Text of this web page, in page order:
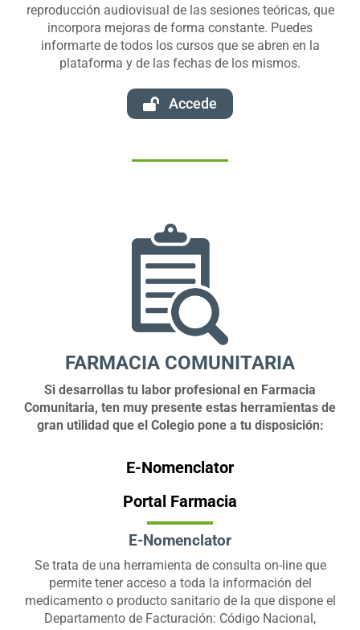
reproducción audiovisual de las sesiones teóricas, que
incorpora mejoras de forma constante. Puedes
informarte de todos los cursos que se abren en la
plataforma y de las fechas de los mismos.
Accede
FARMACIA COMUNITARIA
Si desarrollas tu labor profesional en Farmacia
Comunitaria, ten muy presente estas herramientas de
gran utilidad que el Colegio pone a tu disposición:
E-Nomenclator
Portal Farmacia
E-Nomenclator
Se trata de una herramienta de consulta on-line que
permite tener acceso a toda la información del
medicamento o producto sanitario de la que dispone el
Departamento de Facturación: Código Nacional,